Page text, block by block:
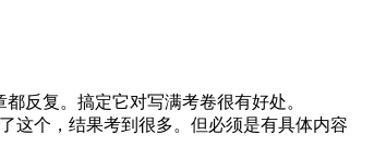
反复。搞定它对写满考卷很有好处。
这个，结果考到很多。但必须是有具体内容